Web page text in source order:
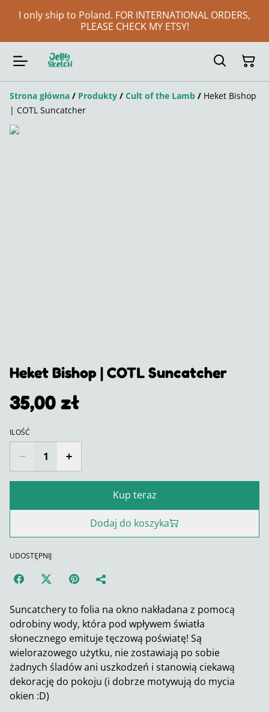
I only ship to Poland. FOR INTERNATIONAL ORDERS,
PLEASE CHECK MY ETSY!
Strona główna / Produkty / Cult of the Lamb / Heket Bishop
| COTL Suncatcher
Heket Bishop | COTL Suncatcher
35,00 zł
ILOŚĆ
Kup teraz
Dodaj do koszyka
UDOSTĘPNIJ
Suncatchery to folia na okno nakładana z pomocą
odrobiny wody, która pod wpływem światła
słonecznego emituje tęczową poświatę! Są
wielorazowego użytku, nie zostawiają po sobie
żadnych śladów ani uszkodzeń i stanowią ciekawą
dekorację do pokoju (i dobrze motywują do mycia
okien :D)